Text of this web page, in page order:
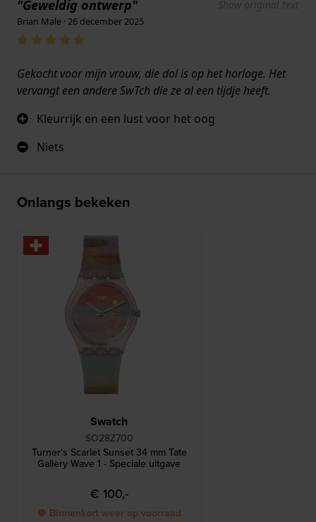
"Geweldig ontwerp" Show original text
Brian Male · 26 december 2025
Gekocht voor mijn vrouw, die dol is op het horloge. Het
vervangt een andere SwTch die ze al een tijdje heeft.
Kleurrijk en een lust voor het oog
Niets
Onlangs bekeken
Swatch
SO28Z700
Turner's Scarlet Sunset 34 mm Tate
Gallery Wave 1 - Speciale uitgave
€ 100,-
● Binnenkort weer op voorraad